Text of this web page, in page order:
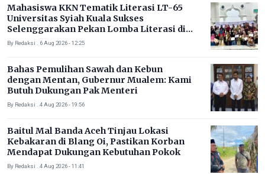
Mahasiswa KKN Tematik Literasi LT-65
Universitas Syiah Kuala Sukses
Selenggarakan Pekan Lomba Literasi di
Gampong Rhieng Blang
By Redaksi . 6 Aug 2026 - 12:25
Bahas Pemulihan Sawah dan Kebun
dengan Mentan, Gubernur Mualem: Kami
Butuh Dukungan Pak Menteri
By Redaksi . 4 Aug 2026 - 19:56
Baitul Mal Banda Aceh Tinjau Lokasi
Kebakaran di Blang Oi, Pastikan Korban
Mendapat Dukungan Kebutuhan Pokok
By Redaksi . 4 Aug 2026 - 11:41